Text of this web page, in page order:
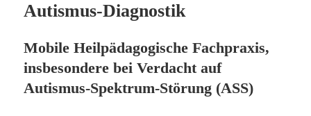
Autismus-Diagnostik
Mobile Heilpädagogische Fachpraxis,
insbesondere bei Verdacht auf
Autismus-Spektrum-Störung (ASS)